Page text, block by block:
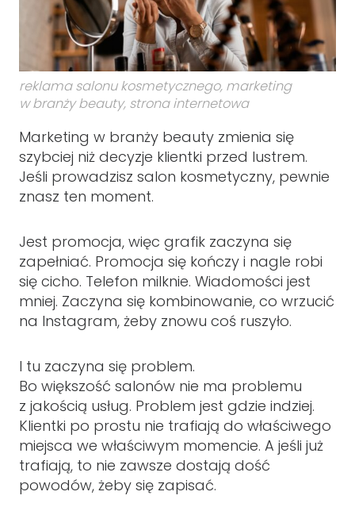
reklama salonu kosmetycznego, marketing
w branży beauty, strona internetowa
Marketing w branży beauty zmienia się
szybciej niż decyzje klientki przed lustrem.
Jeśli prowadzisz salon kosmetyczny, pewnie
znasz ten moment.
Jest promocja, więc grafik zaczyna się
zapełniać. Promocja się kończy i nagle robi
się cicho. Telefon milknie. Wiadomości jest
mniej. Zaczyna się kombinowanie, co wrzucić
na Instagram, żeby znowu coś ruszyło.
I tu zaczyna się problem.
Bo większość salonów nie ma problemu
z jakością usług. Problem jest gdzie indziej.
Klientki po prostu nie trafiają do właściwego
miejsca we właściwym momencie. A jeśli już
trafiają, to nie zawsze dostają dość
powodów, żeby się zapisać.